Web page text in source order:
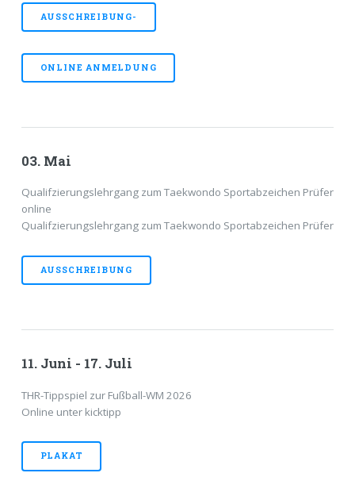
AUSSCHREIBUNG-
ONLINE ANMELDUNG
03. Mai
Qualifzierungslehrgang zum Taekwondo Sportabzeichen Prüfer
online
Qualifzierungslehrgang zum Taekwondo Sportabzeichen Prüfer
AUSSCHREIBUNG
11. Juni - 17. Juli
THR-Tippspiel zur Fußball-WM 2026
Online unter kicktipp
PLAKAT